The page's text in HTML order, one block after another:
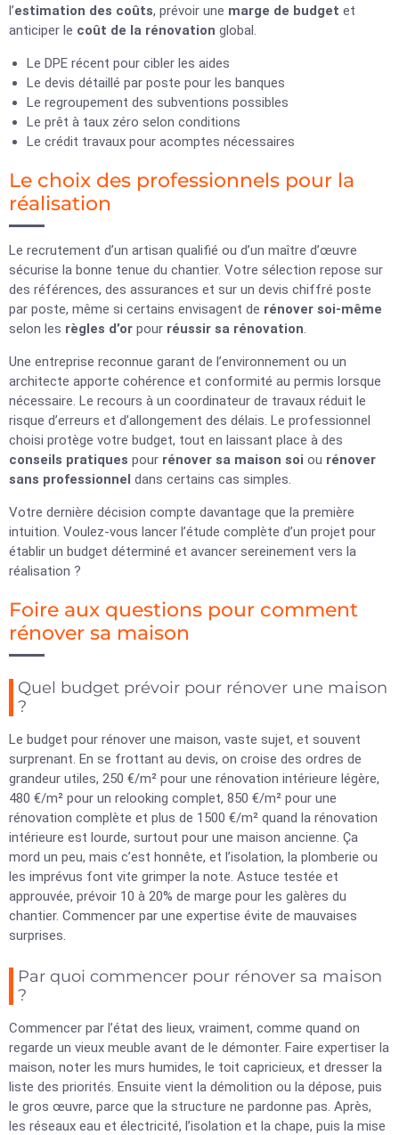
l’estimation des coûts, prévoir une marge de budget et
anticiper le coût de la rénovation global.
Le DPE récent pour cibler les aides
Le devis détaillé par poste pour les banques
Le regroupement des subventions possibles
Le prêt à taux zéro selon conditions
Le crédit travaux pour acomptes nécessaires
Le choix des professionnels pour la
réalisation
Le recrutement d’un artisan qualifié ou d’un maître d’œuvre
sécurise la bonne tenue du chantier. Votre sélection repose sur
des références, des assurances et sur un devis chiffré poste
par poste, même si certains envisagent de rénover soi-même
selon les règles d’or pour réussir sa rénovation.
Une entreprise reconnue garant de l’environnement ou un
architecte apporte cohérence et conformité au permis lorsque
nécessaire. Le recours à un coordinateur de travaux réduit le
risque d’erreurs et d’allongement des délais. Le professionnel
choisi protège votre budget, tout en laissant place à des
conseils pratiques pour rénover sa maison soi ou rénover
sans professionnel dans certains cas simples.
Votre dernière décision compte davantage que la première
intuition. Voulez-vous lancer l’étude complète d’un projet pour
établir un budget déterminé et avancer sereinement vers la
réalisation ?
Foire aux questions pour comment
rénover sa maison
Quel budget prévoir pour rénover une maison
?
Le budget pour rénover une maison, vaste sujet, et souvent
surprenant. En se frottant au devis, on croise des ordres de
grandeur utiles, 250 €/m² pour une rénovation intérieure légère,
480 €/m² pour un relooking complet, 850 €/m² pour une
rénovation complète et plus de 1500 €/m² quand la rénovation
intérieure est lourde, surtout pour une maison ancienne. Ça
mord un peu, mais c’est honnête, et l’isolation, la plomberie ou
les imprévus font vite grimper la note. Astuce testée et
approuvée, prévoir 10 à 20% de marge pour les galères du
chantier. Commencer par une expertise évite de mauvaises
surprises.
Par quoi commencer pour rénover sa maison
?
Commencer par l’état des lieux, vraiment, comme quand on
regarde un vieux meuble avant de le démonter. Faire expertiser la
maison, noter les murs humides, le toit capricieux, et dresser la
liste des priorités. Ensuite vient la démolition ou la dépose, puis
le gros œuvre, parce que la structure ne pardonne pas. Après,
les réseaux eau et électricité, l’isolation et la chape, puis la mise